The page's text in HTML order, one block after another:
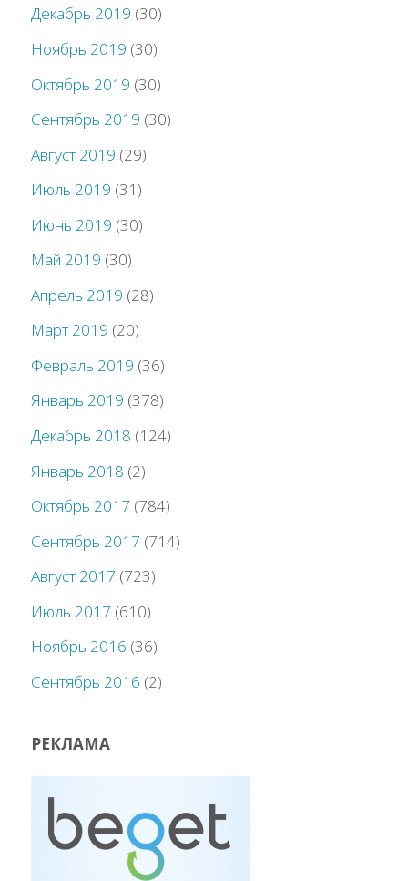
Декабрь 2019 (30)
Ноябрь 2019 (30)
Октябрь 2019 (30)
Сентябрь 2019 (30)
Август 2019 (29)
Июль 2019 (31)
Июнь 2019 (30)
Май 2019 (30)
Апрель 2019 (28)
Март 2019 (20)
Февраль 2019 (36)
Январь 2019 (378)
Декабрь 2018 (124)
Январь 2018 (2)
Октябрь 2017 (784)
Сентябрь 2017 (714)
Август 2017 (723)
Июль 2017 (610)
Ноябрь 2016 (36)
Сентябрь 2016 (2)
РЕКЛАМА